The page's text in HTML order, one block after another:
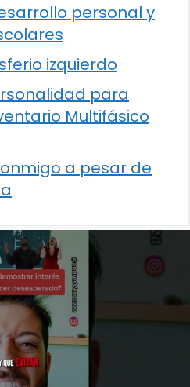
personal y
izquierdo
para
Multifásico
a pesar de